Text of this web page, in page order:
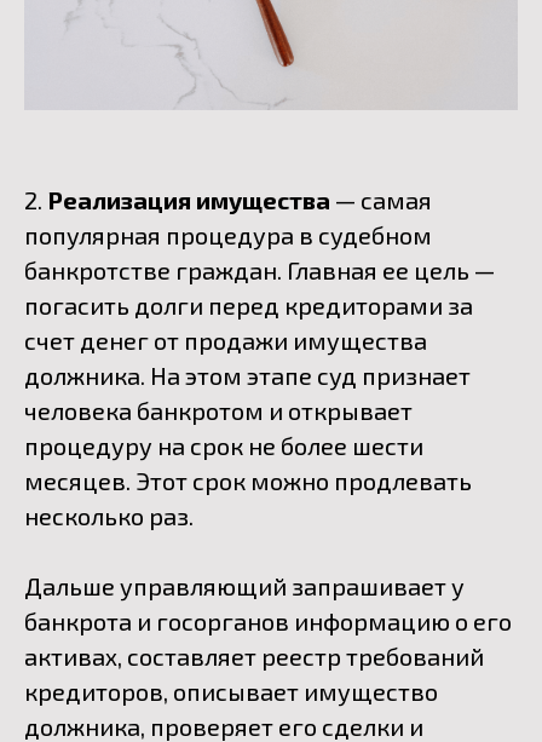
2. Реализация имущества — самая
популярная процедура в судебном
банкротстве граждан. Главная ее цель —
погасить долги перед кредиторами за
счет денег от продажи имущества
должника. На этом этапе суд признает
человека банкротом и открывает
процедуру на срок не более шести
месяцев. Этот срок можно продлевать
несколько раз.
Дальше управляющий запрашивает у
банкрота и госорганов информацию о его
активах, составляет реестр требований
кредиторов, описывает имущество
должника, проверяет его сделки и